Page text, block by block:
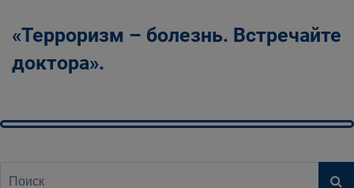
«Терроризм – болезнь. Встречайте
доктора».